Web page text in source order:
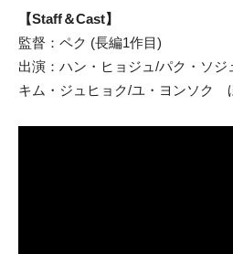
【Staff＆Cast】
監督：ペク (長編1作目)
出演：ハン・ヒョジュ/パク・ソ
キム・ジュヒョク/ユ・ヨンソク